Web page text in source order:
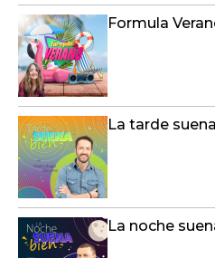
Formula
La tarde
La noche